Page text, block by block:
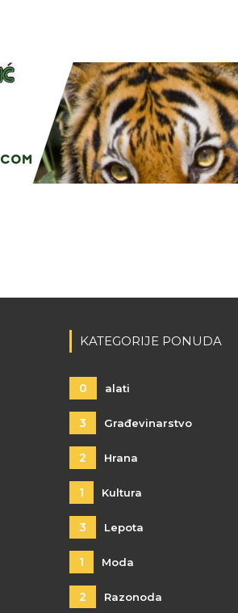
KATEGORIJE PONUDA
0 alati
3 Građevinarstvo
2 Hrana
1 Kultura
3 Lepota
1 Moda
2 Razonoda